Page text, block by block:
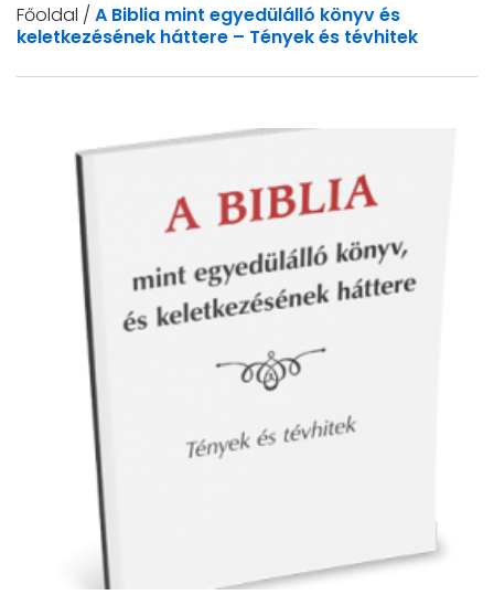
Főoldal / A Biblia mint egyedülálló könyv és
keletkezésének háttere – Tények és tévhitek